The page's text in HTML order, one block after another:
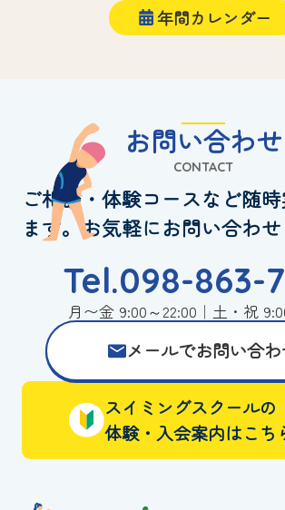
年間カレンダー
お問い合わせ
CONTACT
ご相談・体験コースなど随
ます。お気軽にお問い合わせ
Tel.098-863-
月〜金 9:00～22:00｜土・祝
メールでお問い合
スイミングスクールの
体験・入会案内はこち